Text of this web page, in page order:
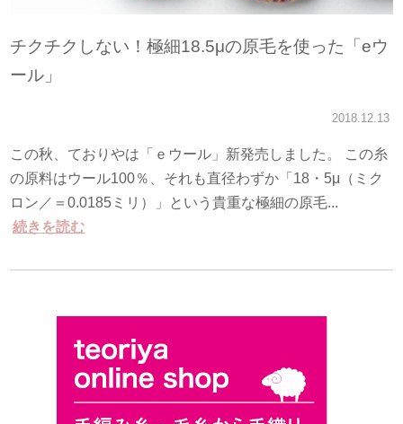
チクチクしない！極細18.5μの原毛を使った「eウ
ール」
2018.12.13
この秋、ておりやは「ｅウール」新発売しました。 この糸
の原料はウール100％、それも直径わずか「18・5μ（ミク
ロン／＝0.0185ミリ）」という貴重な極細の原毛...
続きを読む